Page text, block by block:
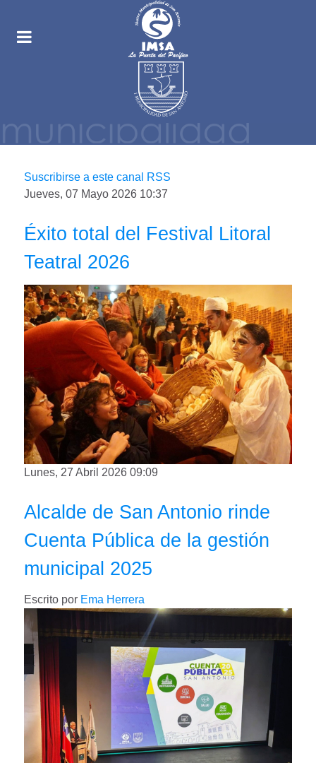
Suscribirse a este canal RSS
Jueves, 07 Mayo 2026 10:37
Éxito total del Festival Litoral
Teatral 2026
Lunes, 27 Abril 2026 09:09
Alcalde de San Antonio rinde
Cuenta Pública de la gestión
municipal 2025
Escrito por Ema Herrera